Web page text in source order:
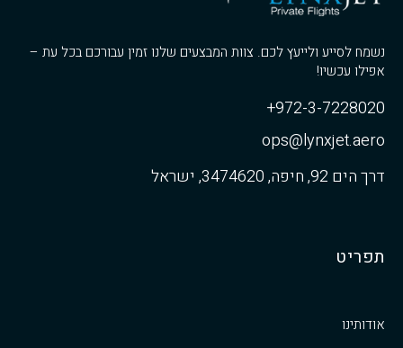
נשמח לסייע ולייעץ לכם. צוות המבצעים שלנו זמין עבורכם בכל עת –
אפילו עכשיו!
972-3-7228020+
ops@lynxjet.aero
דרך הים 92, חיפה, 3474620, ישראל
תפריט
אודותינו